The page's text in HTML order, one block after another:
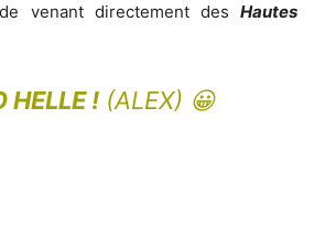
venant directement des Hautes
HELLE !(ALEX) 😀